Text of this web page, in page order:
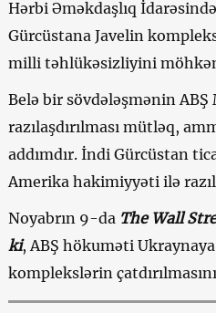
Hərbi Əməkdaşlıq
Gürcüstana Javelin
milli təhlükəsizliyini
Belə bir sövdələşmənin
razılaşdırılması mütləq,
addımdır. İndi Gürcüstan
Amerika hakimiyyəti ilə
Noyabrın 9-da The Wall
ki, ABŞ hökuməti
komplekslərin